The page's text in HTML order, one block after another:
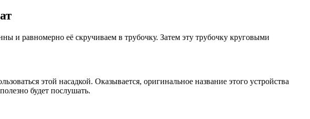
и равномерно её скручиваем в трубочку. Затем эту трубочку круговыми
этой насадкой. Оказывается, оригинальное название этого устройства
будет послушать.